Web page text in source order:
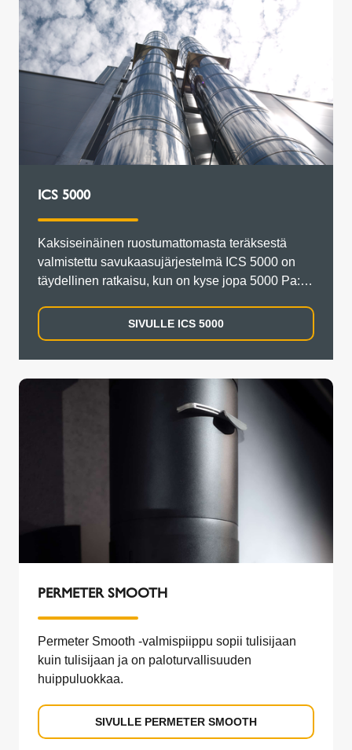
ICS 5000
Kaksiseinäinen ruostumattomasta teräksestä
valmistettu savukaasujärjestelmä ICS 5000 on
täydellinen ratkaisu, kun on kyse jopa 5000 Pa:n
lämpötiloista. Se tarjoaa monenlaisia
käyttömahdollisuuksia teollisiin sovelluksiin.
SIVULLE ICS 5000
PERMETER SMOOTH
Permeter Smooth -valmispiippu sopii tulisijaan
kuin tulisijaan ja on paloturvallisuuden
huippuluokkaa.
SIVULLE PERMETER SMOOTH